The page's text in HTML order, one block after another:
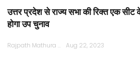
उत्तर प्रदेश से राज्य सभा की रिक्त एक सीट
होगा उप चुनाव
Rajpath Mathura Aug 22, 2023